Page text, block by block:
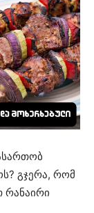
გჯერა, რომ
რანაირი